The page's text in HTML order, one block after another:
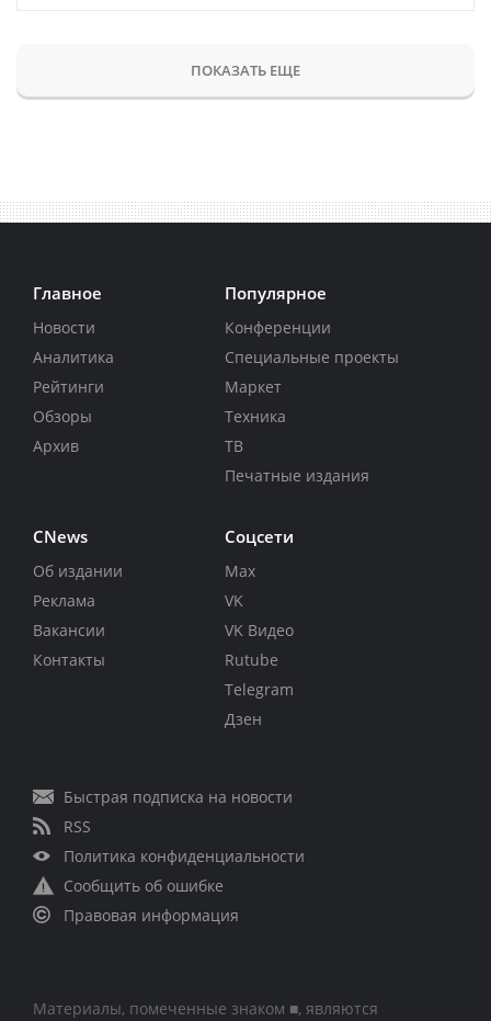
ПОКАЗАТЬ ЕЩЕ
Главное
Новости
Аналитика
Рейтинги
Обзоры
Архив
Популярное
Конференции
Специальные проекты
Маркет
Техника
ТВ
Печатные издания
CNews
Об издании
Реклама
Вакансии
Контакты
Соцсети
Max
VK
VK Видео
Rutube
Telegram
Дзен
Быстрая подписка на новости
RSS
Политика конфиденциальности
Сообщить об ошибке
Правовая информация
Материалы, помеченные знаком ■, являются